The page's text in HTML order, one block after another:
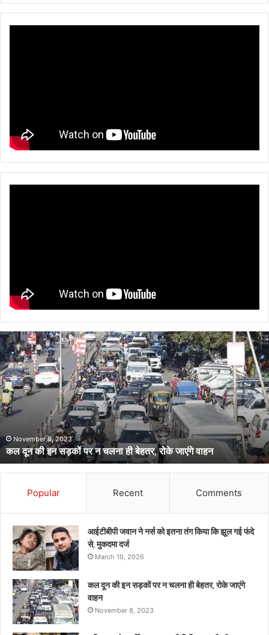
सचिवालय
के
कार्मिक
पर
सरकारी
शिक्षिका
पत्नी
हत्या
का
आरोप,
शादी
08
1 week ago
सचिवालय के कार्मिक पर सरकारी शिक्षिका पत्नी की हत्या का आरोप, शादी को
बस 08 माह हुए थे
Popular Recent Comments
आईटीबीपी जवान ने नर्स को इतना तंग किया कि झूल गई फंदे
से, मुकदमा दर्ज
March 19, 2026
कल दून की इन सड़कों पर न चलना ही बेहतर, रोके जाएंगे
वाहन
November 8, 2023